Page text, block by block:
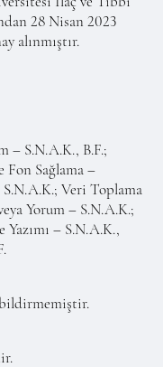
28 Nisan 2023
alınmıştır.
– S.N.A.K., B.F.;
Fon Sağlama –
Veri Toplama
Yorum – S.N.A.K.;
– S.N.A.K.,
bildirmemiştir.